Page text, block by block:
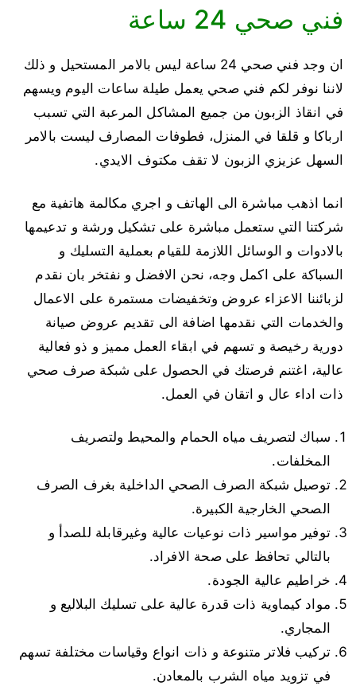
فني صحي 24 ساعة
ان وجد فني صحي 24 ساعة ليس بالامر المستحيل و ذلك
لاننا نوفر لكم فني صحي يعمل طيلة ساعات اليوم ويسهم
في انقاذ الزبون من جميع المشاكل المرعبة التي تسبب
ارباكا و قلقا في المنزل، فطوفات المصارف ليست بالامر
السهل عزيزي الزبون لا تقف مكتوف الايدي.
انما اذهب مباشرة الى الهاتف و اجري مكالمة هاتفية مع
شركتنا التي ستعمل مباشرة على تشكيل ورشة و تدعيمها
بالادوات و الوسائل اللازمة للقيام بعملية التسليك و
السباكة على اكمل وجه، نحن الافضل و نفتخر بان نقدم
لزبائننا الاعزاء عروض وتخفيضات مستمرة على الاعمال
والخدمات التي نقدمها اضافة الى تقديم عروض صيانة
دورية رخيصة و تسهم في ابقاء العمل مميز و ذو فعالية
عالية، اغتنم فرصتك في الحصول على شبكة صرف صحي
ذات اداء عال و اتقان في العمل.
سباك لتصريف مياه الحمام والمحيط ولتصريف
المخلفات.
توصيل شبكة الصرف الصحي الداخلية بغرف الصرف
الصحي الخارجية الكبيرة.
توفير مواسير ذات نوعيات عالية وغيرقابلة للصدأ و
بالتالي تحافظ على صحة الافراد.
خراطيم عالية الجودة.
مواد كيماوية ذات قدرة عالية على تسليك البلاليع و
المجاري.
تركيب فلاتر متنوعة و ذات انواع وقياسات مختلفة تسهم
في تزويد مياه الشرب بالمعادن.